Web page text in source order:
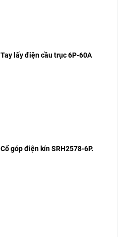
Tay lấy điện cầu trục 6P-60A
Cổ góp điện kín SRH2578-6P.